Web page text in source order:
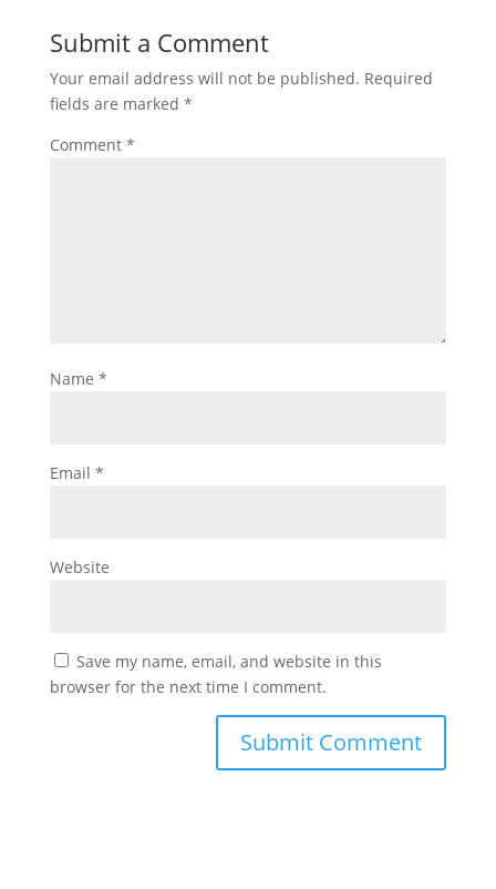
Submit a Comment
Your email address will not be published. Required
fields are marked *
Comment *
Name *
Email *
Website
Save my name, email, and website in this
browser for the next time I comment.